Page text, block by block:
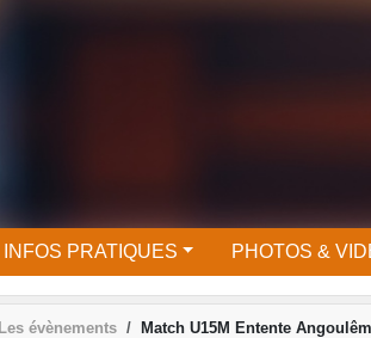
INFOS PRATIQUES PHOTOS &
Les évènements Match U15M Entente